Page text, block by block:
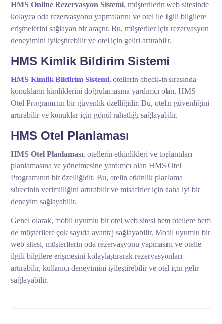
HMS Online Rezervasyon Sistemi, müşterilerin web sitesinde
kolayca oda rezervasyonu yapmalarını ve otel ile ilgili bilgilere
erişmelerini sağlayan bir araçtır. Bu, müşteriler için rezervasyon
deneyimini iyileştirebilir ve otel için geliri artırabilir.
HMS Kimlik Bildirim Sistemi
HMS Kimlik Bildirim Sistemi, otellerin check-in sırasında
konukların kimliklerini doğrulamasına yardımcı olan, HMS
Otel Programının bir güvenlik özelliğidir. Bu, otelin güvenliğini
artırabilir ve konuklar için gönül rahatlığı sağlayabilir.
HMS Otel Planlaması
HMS Otel Planlaması, otellerin etkinlikleri ve toplantıları
planlamasına ve yönetmesine yardımcı olan HMS Otel
Programının bir özelliğidir. Bu, otelin etkinlik planlama
sürecinin verimliliğini artırabilir ve misafirler için daha iyi bir
deneyim sağlayabilir.
Genel olarak, mobil uyumlu bir otel web sitesi hem otellere hem
de müşterilere çok sayıda avantaj sağlayabilir. Mobil uyumlu bir
web sitesi, müşterilerin oda rezervasyonu yapmasını ve otelle
ilgili bilgilere erişmesini kolaylaştırarak rezervasyonları
artırabilir, kullanıcı deneyimini iyileştirebilir ve otel için gelir
sağlayabilir.